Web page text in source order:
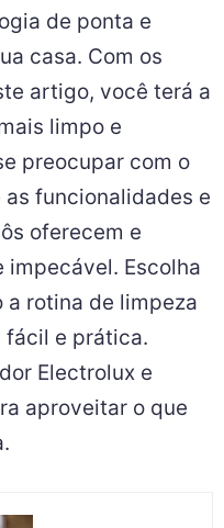
de ponta e
casa. Com os
artigo, você terá a
limpo e
preocupar com o
funcionalidades e
oferecem e
impecável. Escolha
a rotina de limpeza
fácil e prática.
Electrolux e
aproveitar o que